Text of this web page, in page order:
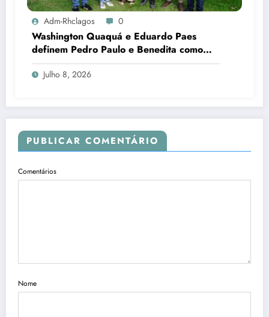
Adm-Rhclagos 0
Washington Quaquá e Eduardo Paes
definem Pedro Paulo e Benedita como
candidatos ao Senado no Rio
Julho 8, 2026
PUBLICAR COMENTÁRIO
Comentários
Nome